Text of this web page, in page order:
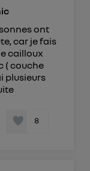
ont
car je fais
cailloux
( couche
plusieurs
8